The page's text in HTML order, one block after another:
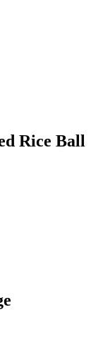
Rice Ball